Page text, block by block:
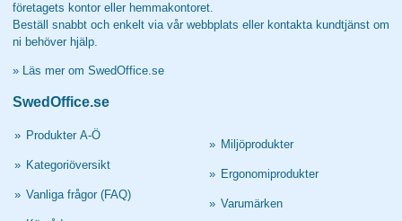
företagets kontor eller hemmakontoret.
Beställ snabbt och enkelt via vår webbplats eller kontakta kundtjänst om
ni behöver hjälp.
» Läs mer om SwedOffice.se
SwedOffice.se
» Produkter A-Ö
» Kategoriöversikt
» Vanliga frågor (FAQ)
» Miljöprodukter
» Ergonomiprodukter
» Varumärken